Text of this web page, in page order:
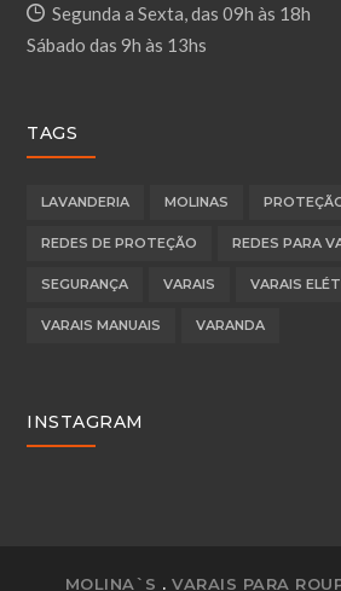
Segunda a Sexta, das 09h às 18h
Sábado das 9h às 13hs
TAGS
LAVANDERIA MOLINAS
REDES DE PROTEÇÃO REDES PARA
SEGURANÇA VARAIS VARAIS
VARAIS MANUAIS VARANDA
INSTAGRAM
MOLINA`S . VARAIS PARA